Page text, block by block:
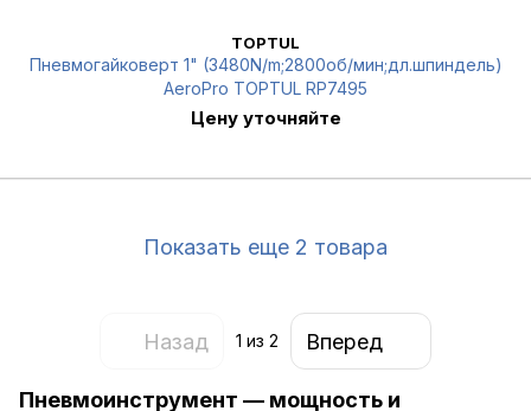
TOPTUL
Пневмогайковерт 1" (3480N/m;2800об/мин;дл.шпиндель)
AeroPro TOPTUL RP7495
Цену уточняйте
Показать еще 2 товара
Назад 1 из 2 Вперед
Пневмоинструмент — мощность и